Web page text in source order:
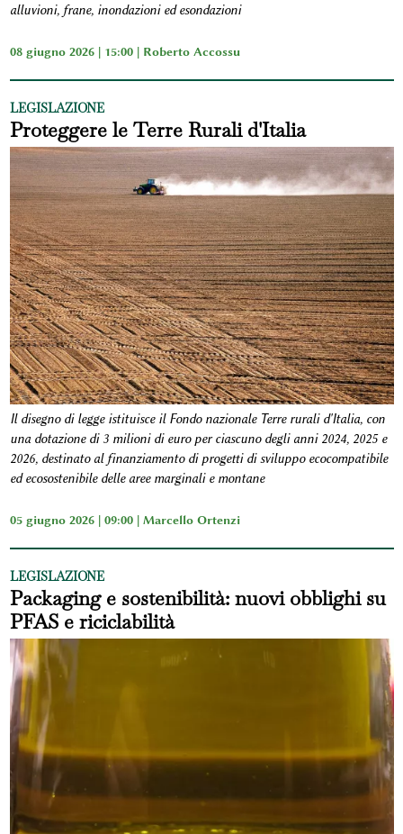
alluvioni, frane, inondazioni ed esondazioni
08 giugno 2026 | 15:00 | Roberto Accossu
LEGISLAZIONE
Proteggere le Terre Rurali d'Italia
Il disegno di legge istituisce il Fondo nazionale Terre rurali d'Italia, con
una dotazione di 3 milioni di euro per ciascuno degli anni 2024, 2025 e
2026, destinato al finanziamento di progetti di sviluppo ecocompatibile
ed ecosostenibile delle aree marginali e montane
05 giugno 2026 | 09:00 | Marcello Ortenzi
LEGISLAZIONE
Packaging e sostenibilità: nuovi obblighi su
PFAS e riciclabilità